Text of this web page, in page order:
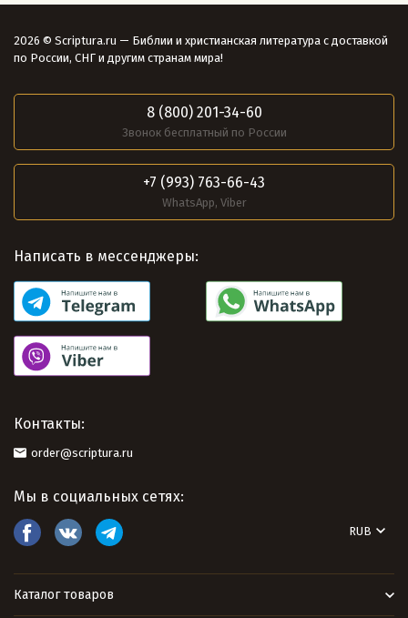
2026 © Scriptura.ru — Библии и христианская литература с доставкой
по России, СНГ и другим странам мира!
8 (800) 201-34-60
Звонок бесплатный по России
+7 (993) 763-66-43
WhatsApp, Viber
Написать в мессенджеры:
Контакты:
order@scriptura.ru
Мы в социальных сетях:
RUB
Каталог товаров